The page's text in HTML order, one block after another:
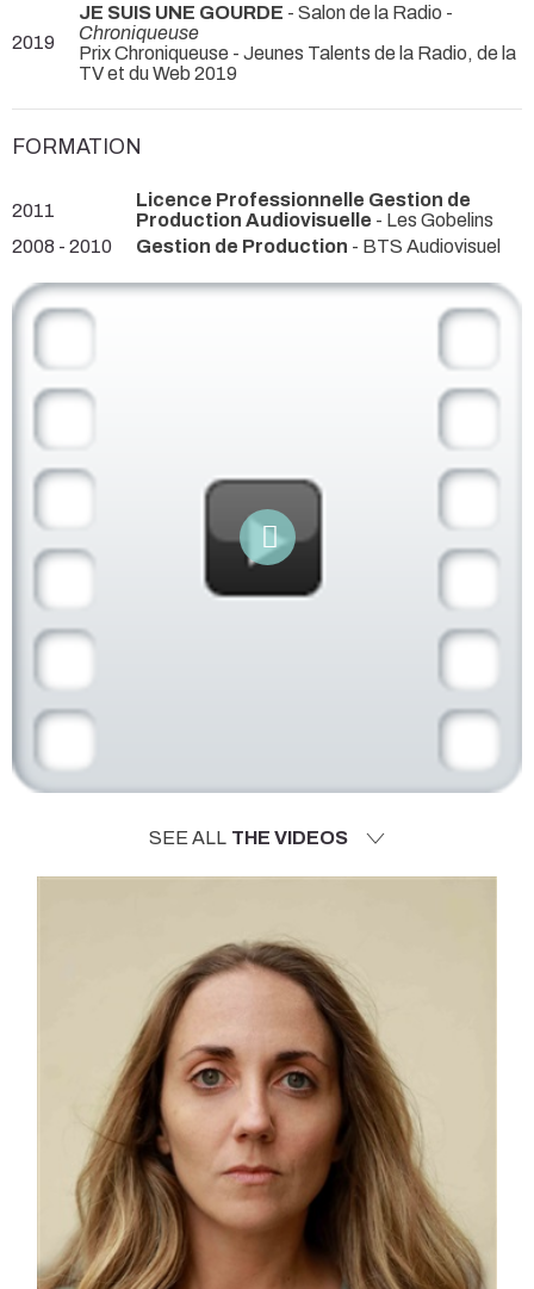
SEE ALL THE VIDEOS
2019
JE SUIS UNE GOURDE - Salon de la Radio -
Chroniqueuse
Prix Chroniqueuse - Jeunes Talents de la Radio, de la
TV et du Web 2019
FORMATION
2011
Licence Professionnelle Gestion de
Production Audiovisuelle - Les Gobelins
2008 - 2010
Gestion de Production - BTS Audiovisuel